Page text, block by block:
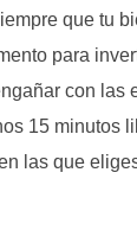
que tu
para
con las
15 minutos
las que